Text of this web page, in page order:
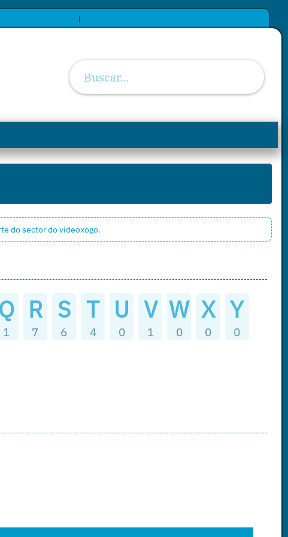
|
do sector do videoxogo.
Q
1
R
7
S
6
T
4
U
0
V
1
W
0
X
0
Y
0